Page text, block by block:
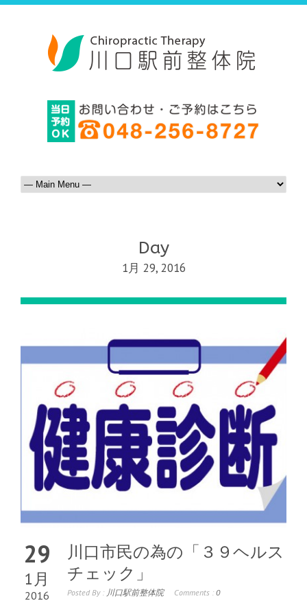
Day
1月 29, 2016
29
1月
2016
川口市民の為の「３９ヘルス
チェック」
Posted By : 川口駅前整体院 Comments : 0